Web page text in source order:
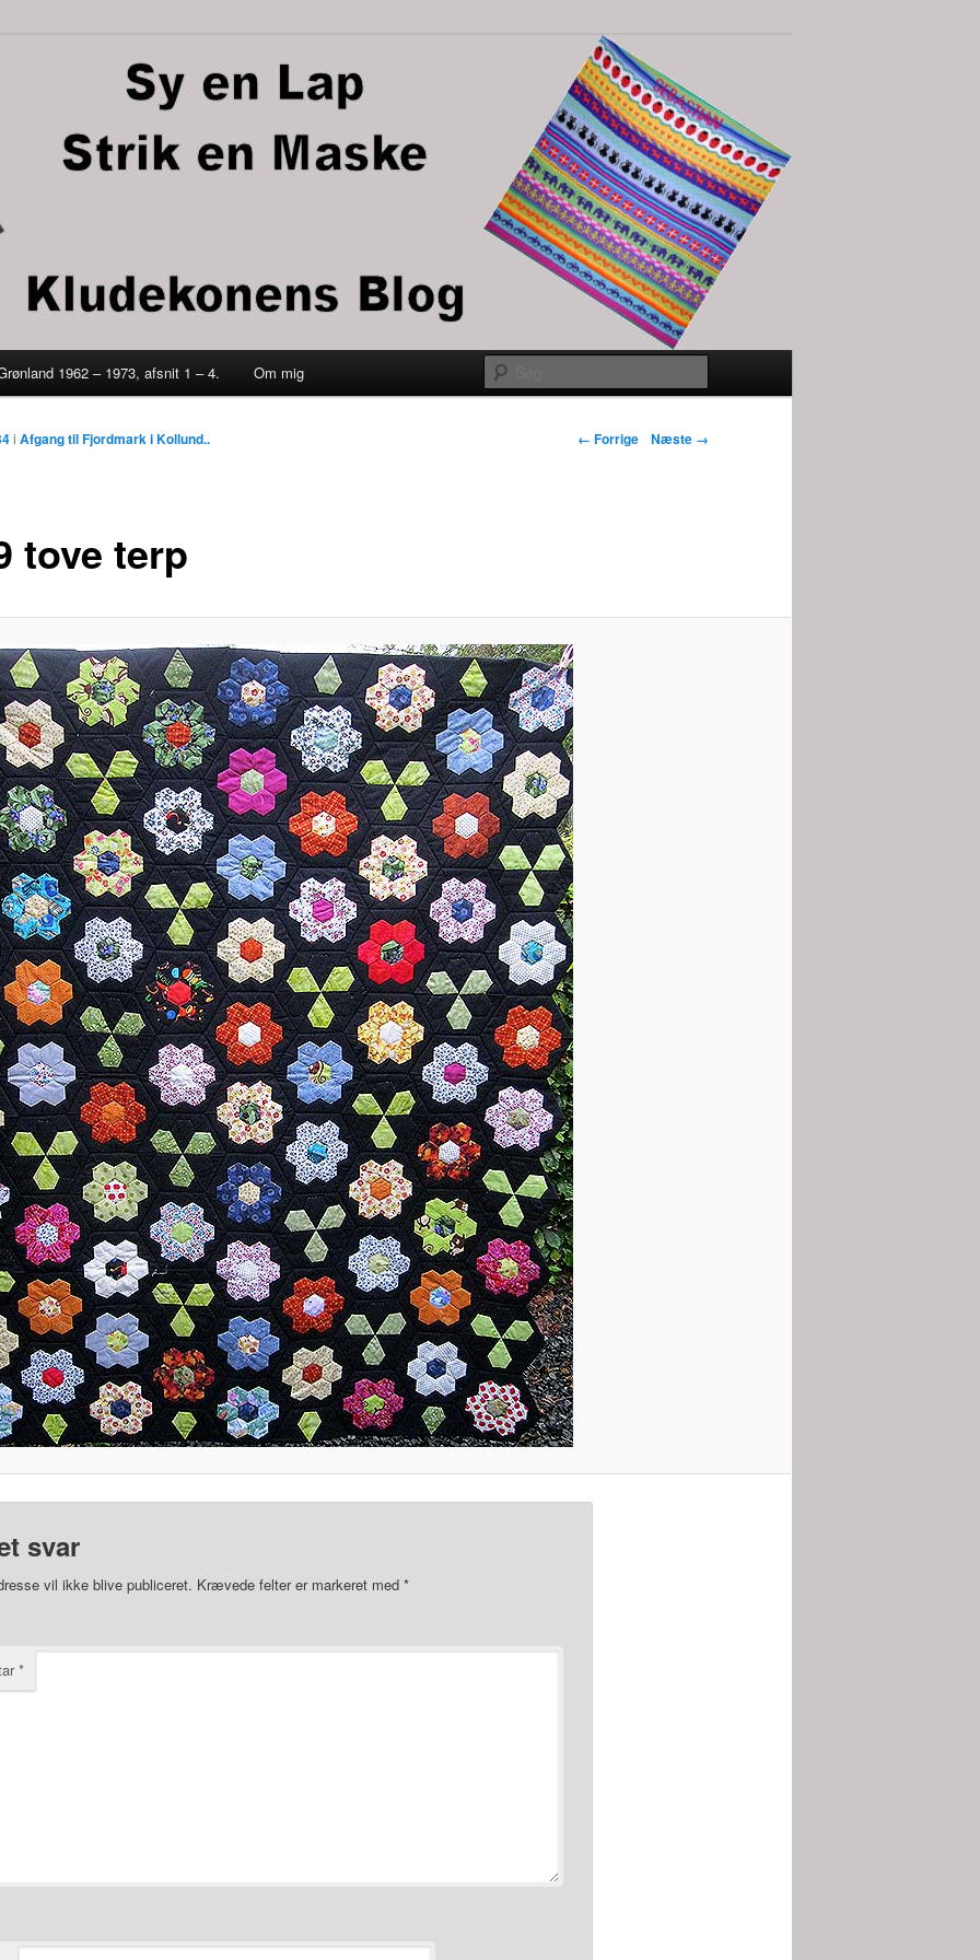
en maske
1962 – 1973, afsnit 1 – 4. Om mig
Billednavigation
← Forrige Næste →
tove terp
i Afgang til Fjordmark i Kollund..
svar
vil ikke blive publiceret. Krævede felter er markeret med *
*